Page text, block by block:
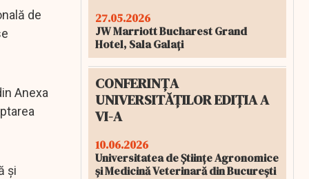
de
Anexa
şi
27.05.2026
JW Marriott Bucharest Grand
Hotel, Sala Galați
CONFERINȚA
UNIVERSITĂȚILOR EDIȚIA A
VI-A
10.06.2026
Universitatea de Științe Agronomice
și Medicină Veterinară din București